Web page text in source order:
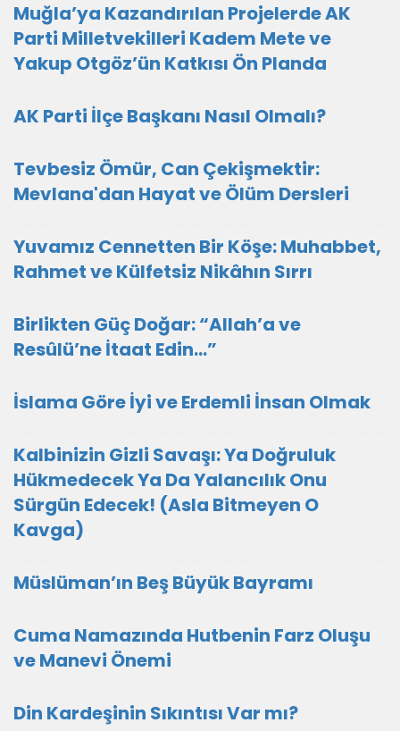
Muğla’ya Kazandırılan Projelerde AK
Parti Milletvekilleri Kadem Mete ve
Yakup Otgöz’ün Katkısı Ön Planda
AK Parti İlçe Başkanı Nasıl Olmalı?
Tevbesiz Ömür, Can Çekişmektir:
Mevlana'dan Hayat ve Ölüm Dersleri
Yuvamız Cennetten Bir Köşe: Muhabbet,
Rahmet ve Külfetsiz Nikâhın Sırrı
Birlikten Güç Doğar: “Allah’a ve
Resûlü’ne İtaat Edin…”
İslama Göre İyi ve Erdemli İnsan Olmak
Kalbinizin Gizli Savaşı: Ya Doğruluk
Hükmedecek Ya Da Yalancılık Onu
Sürgün Edecek! (Asla Bitmeyen O
Kavga)
Müslüman’ın Beş Büyük Bayramı
Cuma Namazında Hutbenin Farz Oluşu
ve Manevi Önemi
Din Kardeşinin Sıkıntısı Var mı?